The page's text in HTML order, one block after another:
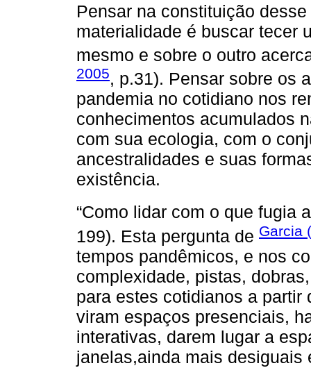
Pensar na constituição
materialidade é buscar tecer
mesmo e sobre o outro
2005, p.31). Pensar sobre os
pandemia no cotidiano nos
conhecimentos acumulados
com sua ecologia, com o
ancestralidades e suas
existência.
“Como lidar com o que fugia
199). Esta pergunta de Garcia
tempos pandêmicos, e nos
complexidade, pistas,
para estes cotidianos a partir
viram espaços presenciais,
interativas, darem lugar a
janelas,ainda mais desiguais